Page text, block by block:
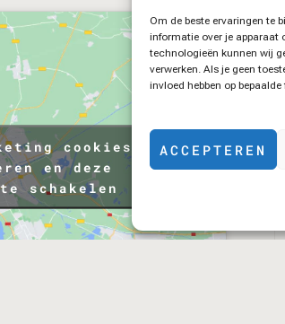
Om de beste ervaringen te
informatie over je apparaat
technologieën kunnen wij
verwerken. Als je geen
invloed hebben op
ACCEPTEREN
cookies
en deze
schakelen